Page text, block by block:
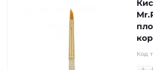
Код